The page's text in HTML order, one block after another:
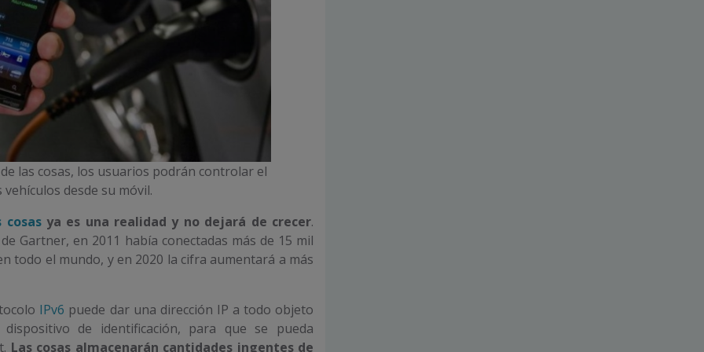
las cosas, los usuarios podrán controlar el
desde su móvil.
ya es una realidad y no dejará de crecer.
Gartner, en 2011 había conectadas más de 15 mil
todo el mundo, y en 2020 la cifra aumentará a más
IPv6 puede dar una dirección IP a todo objeto
de identificación, para que se pueda
Las cosas almacenarán cantidades ingentes de